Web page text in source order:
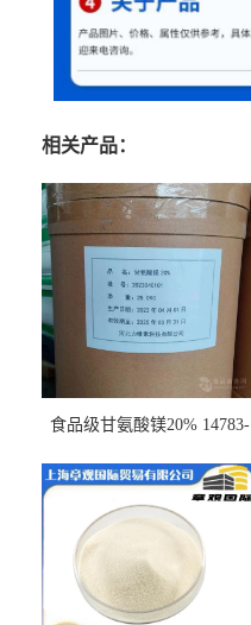
相关产品：
食品级甘氨酸镁20% 14783-
饮料 20%